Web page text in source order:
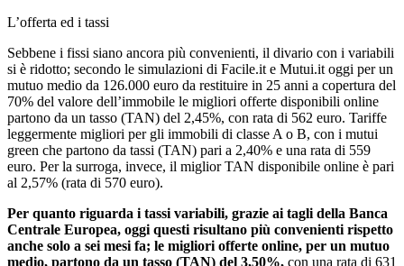
L’offerta ed i tassi
Sebbene i fissi siano ancora più convenienti, il divario con i variabili
si è ridotto; secondo le simulazioni di Facile.it e Mutui.it oggi per un
mutuo medio da 126.000 euro da restituire in 25 anni a copertura del
70% del valore dell’immobile le migliori offerte disponibili online
partono da un tasso (TAN) del 2,45%, con rata di 562 euro. Tariffe
leggermente migliori per gli immobili di classe A o B, con i mutui
green che partono da tassi (TAN) pari a 2,40% e una rata di 559
euro. Per la surroga, invece, il miglior TAN disponibile online è pari
al 2,57% (rata di 570 euro).
Per quanto riguarda i tassi variabili, grazie ai tagli della Banca
Centrale Europea, oggi questi risultano più convenienti rispetto
anche solo a sei mesi fa; le migliori offerte online, per un mutuo
medio, partono da un tasso (TAN) del 3,50%, con una rata di 631